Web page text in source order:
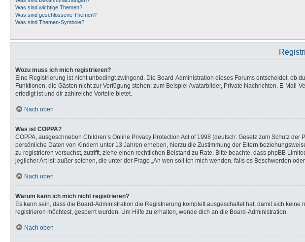
Was sind wichtige Themen?
Was sind geschlossene Themen?
Was sind Themen-Symbole?
Wozu muss ich mich registrieren?
Eine Registrierung ist nicht unbedingt zwingend. Die Board-Administration dieses Forums entscheidet, ob
Funktionen, die Gästen nicht zur Verfügung stehen: zum Beispiel Avatarbilder, Private Nachrichten, E-
erledigt ist und dir zahlreiche Vorteile bietet.
Nach oben
Was ist COPPA?
COPPA, ausgeschrieben Children’s Online Privacy Protection Act of 1998 (deutsch: Gesetz zum Schutz
persönliche Daten von Kindern unter 13 Jahren erheben, hierzu die Zustimmung der Eltern
zu registrieren versuchst, zutrifft, ziehe einen rechtlichen Beistand zu Rate. Bitte beachte, dass phpBB
jeglicher Art ist; außer solchen, die unter der Frage „An wen soll ich mich wenden, falls es Beschwerden
Nach oben
Warum kann ich mich nicht registrieren?
Es kann sein, dass die Board-Administration die Registrierung komplett ausgeschaltet hat, damit sich
registrieren möchtest, gesperrt wurden. Um Hilfe zu erhalten, wende dich an die Board-Administration.
Nach oben